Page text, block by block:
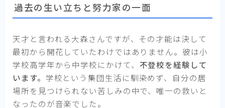
過去の生い立ちと努力家の一面
天才と言われる大森さんですが、その才能は決して
最初から開花していたわけではありません。彼は小
学校高学年から中学校にかけて、 不登校を経験して
います。 学校という集団生活に馴染めず、自分の居
場所を見つけられない苦しみの中で、唯一の救いと
なったのが音楽でした。